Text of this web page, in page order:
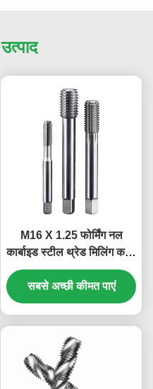
M16 X 1.25 फोर्मिंग नल
कार्बाइड स्टील थ्रेड मिलिंग कटर
एल्यूमीनियम स्टेनलेस स्टील
मशीनिंग के लिए
सबसे अच्छी कीमत पाएं